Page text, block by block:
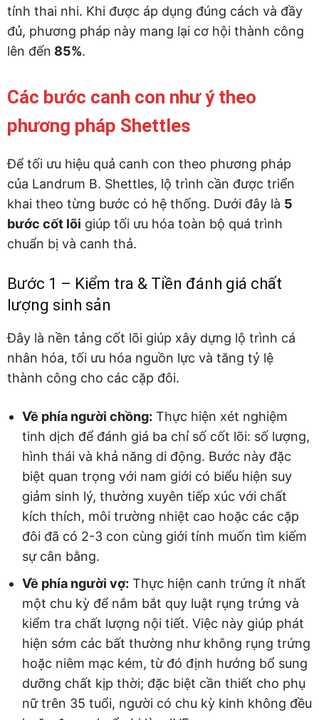
tính thai nhi. Khi được áp dụng đúng cách và đầy
đủ, phương pháp này mang lại cơ hội thành công
lên đến 85%.
Các bước canh con như ý theo
phương pháp Shettles
Để tối ưu hiệu quả canh con theo phương pháp
của Landrum B. Shettles, lộ trình cần được triển
khai theo từng bước có hệ thống. Dưới đây là 5
bước cốt lõi giúp tối ưu hóa toàn bộ quá trình
chuẩn bị và canh thả.
Bước 1 – Kiểm tra & Tiền đánh giá chất
lượng sinh sản
Đây là nền tảng cốt lõi giúp xây dựng lộ trình cá
nhân hóa, tối ưu hóa nguồn lực và tăng tỷ lệ
thành công cho các cặp đôi.
Về phía người chồng: Thực hiện xét nghiệm
tinh dịch để đánh giá ba chỉ số cốt lõi: số lượng,
hình thái và khả năng di động. Bước này đặc
biệt quan trọng với nam giới có biểu hiện suy
giảm sinh lý, thường xuyên tiếp xúc với chất
kích thích, môi trường nhiệt cao hoặc các cặp
đôi đã có 2-3 con cùng giới tính muốn tìm kiếm
sự cân bằng.
Về phía người vợ: Thực hiện canh trứng ít nhất
một chu kỳ để nắm bắt quy luật rụng trứng và
kiểm tra chất lượng nội tiết. Việc này giúp phát
hiện sớm các bất thường như không rụng trứng
hoặc niêm mạc kém, từ đó định hướng bổ sung
dưỡng chất kịp thời; đặc biệt cần thiết cho phụ
nữ trên 35 tuổi, người có chu kỳ kinh không đều